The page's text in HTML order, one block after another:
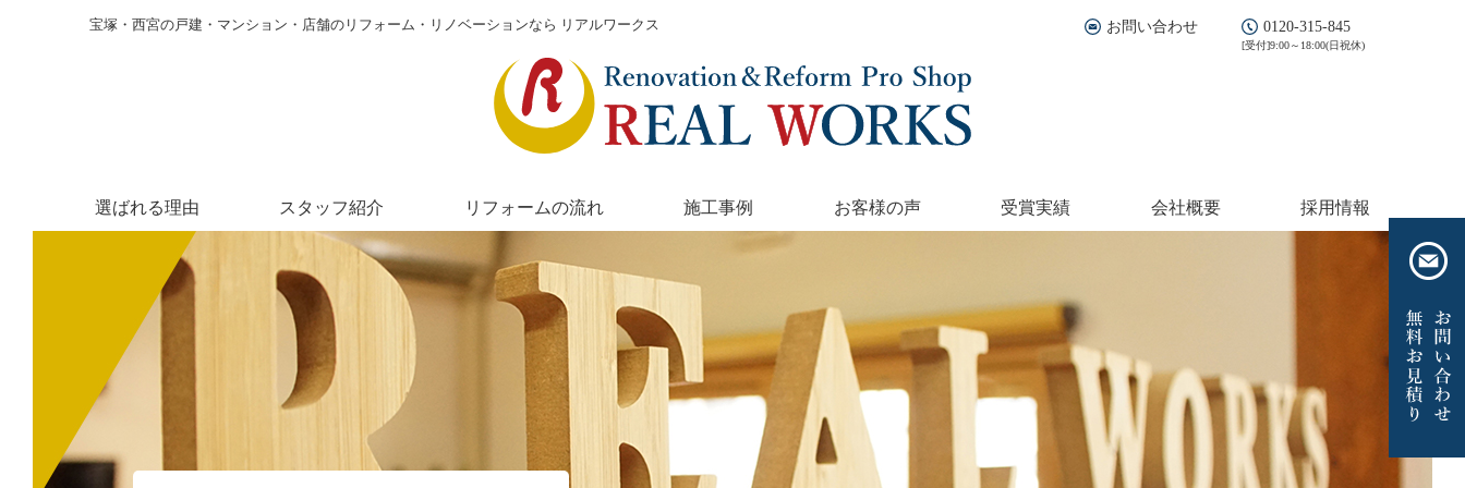
宝塚・西宮の戸建・マンション・店舗のリフォーム・リノベーションなら リアルワークス お問い合わせ 0120-315-845
[受付]9:00～18:00(日祝休)
選ばれる理由 スタッフ紹介 リフォームの流れ 施工事例 お客様の声 受賞実績 会社概要 採用情報